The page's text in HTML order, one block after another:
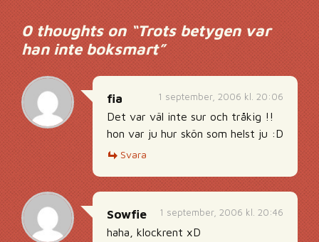
0 thoughts on “Trots betygen var
han inte boksmart”
1 september, 2006 kl. 20:06
fia
Det var väl inte sur och tråkig !!
hon var ju hur skön som helst ju :D
Svara
1 september, 2006 kl. 20:46
Sowfie
haha, klockrent xD